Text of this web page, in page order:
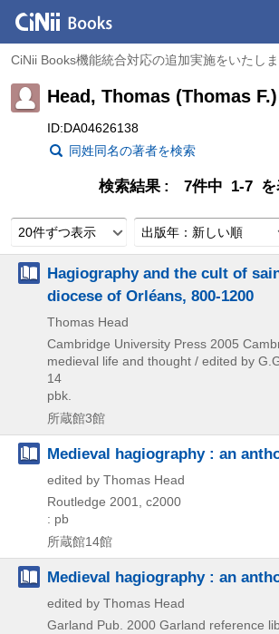
CiNii Books機能統合対応の追加実施をいたし
Head, Thomas (Thomas F.)
ID:DA04626138
同姓同名の著者を検索
検索結果 7件中 1-7 を
20件ずつ表示 出版年：新しい順
Hagiography and the cult of
diocese of Orléans, 800-1200
Thomas Head
Cambridge University Press 2005
medieval life and thought / edited by
14
pbk.
所蔵館3館
Medieval hagiography : an
edited by Thomas Head
Routledge 2001, c2000
: pb
所蔵館14館
Medieval hagiography : an
edited by Thomas Head
Garland Pub. 2000 Garland reference